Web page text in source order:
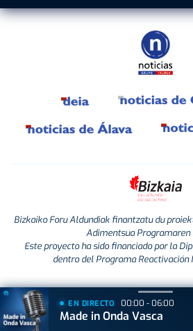
Bizkaiko Foru Aldundiak finantzatu du
Adimentsua Programaren
Este proyecto ha sido financiado por la
dentro del Programa Reactivación
EN DIRECTO 00:00 - 06:00
Made in Onda Vasca